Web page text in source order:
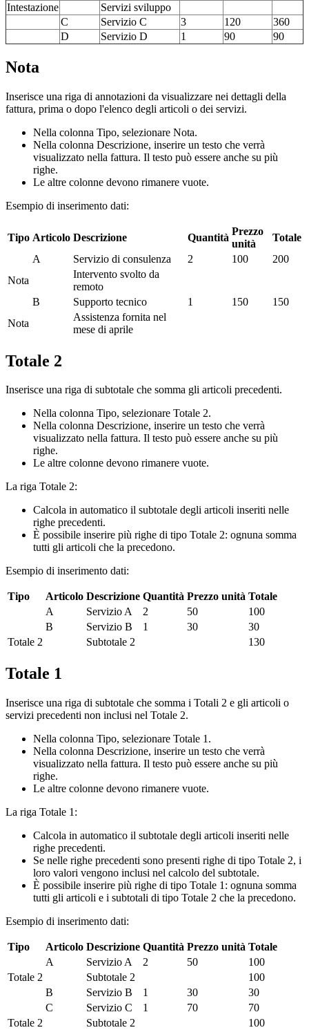
Intestazione
Servizi sviluppo
C
Servizio C 3 120
360
D
Servizio D 1 90 90
Nota
Inserisce una riga di annotazioni da visualizzare nei dettagli della
fattura, prima o dopo l'elenco degli articoli o dei servizi.
Nella colonna Tipo, selezionare Nota.
Nella colonna Descrizione, inserire un testo che verrà
visualizzato nella fattura. Il testo può essere anche su più
righe.
Le altre colonne devono rimanere vuote.
Esempio di inserimento dati:
Tipo Articolo Descrizione Quantità
Prezzo
unità
Totale
A
Servizio di consulenza 2 100
200
Nota
Intervento svolto da
remoto
B
Supporto tecnico 1 150
150
Nota
Assistenza fornita nel
mese di aprile
Totale 2
Inserisce una riga di subtotale che somma gli articoli precedenti.
Nella colonna Tipo, selezionare Totale 2.
Nella colonna Descrizione, inserire un testo che verrà
visualizzato nella fattura. Il testo può essere anche su più
righe.
Le altre colonne devono rimanere vuote.
La riga Totale 2:
Calcola in automatico il subtotale degli articoli inseriti nelle
righe precedenti.
È possibile inserire più righe di tipo Totale 2: ognuna somma
tutti gli articoli che la precedono.
Esempio di inserimento dati:
Tipo Articolo Descrizione Quantità Prezzo unità Totale
A
Servizio A 2 50
100
B
Servizio B 1 30
30
Totale 2
Subtotale 2 130
Totale 1
Inserisce una riga di subtotale che somma i Totali 2 e gli articoli o
servizi precedenti non inclusi nel Totale 2.
Nella colonna Tipo, selezionare Totale 1.
Nella colonna Descrizione, inserire un testo che verrà
visualizzato nella fattura. Il testo può essere anche su più
righe.
Le altre colonne devono rimanere vuote.
La riga Totale 1:
Calcola in automatico il subtotale degli articoli inseriti nelle
righe precedenti.
Se nelle righe precedenti sono presenti righe di tipo Totale 2, i
loro valori vengono inclusi nel calcolo del subtotale.
È possibile inserire più righe di tipo Totale 1: ognuna somma
tutti gli articoli e i subtotali di tipo Totale 2 che la precedono.
Esempio di inserimento dati:
Tipo Articolo Descrizione Quantità Prezzo unità Totale
A
Servizio A 2 50
100
Totale 2
Subtotale 2
100
B
Servizio B 1 30
30
C
Servizio C 1 70
70
Totale 2
Subtotale 2
100